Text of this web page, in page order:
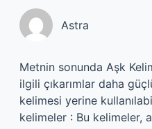
Astra
Metnin sonunda Aşk
ilgili çıkarımlar daha
kelimesi yerine
kelimeler : Bu kelimeler,